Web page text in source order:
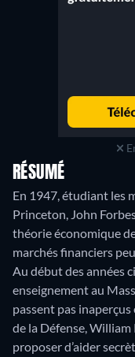
RÉSUMÉ
En 1947, étudiant les
Princeton, John
théorie économique
marchés financiers
Au début des années
enseignement au
passent pas
de la Défense, William
proposer d’aider